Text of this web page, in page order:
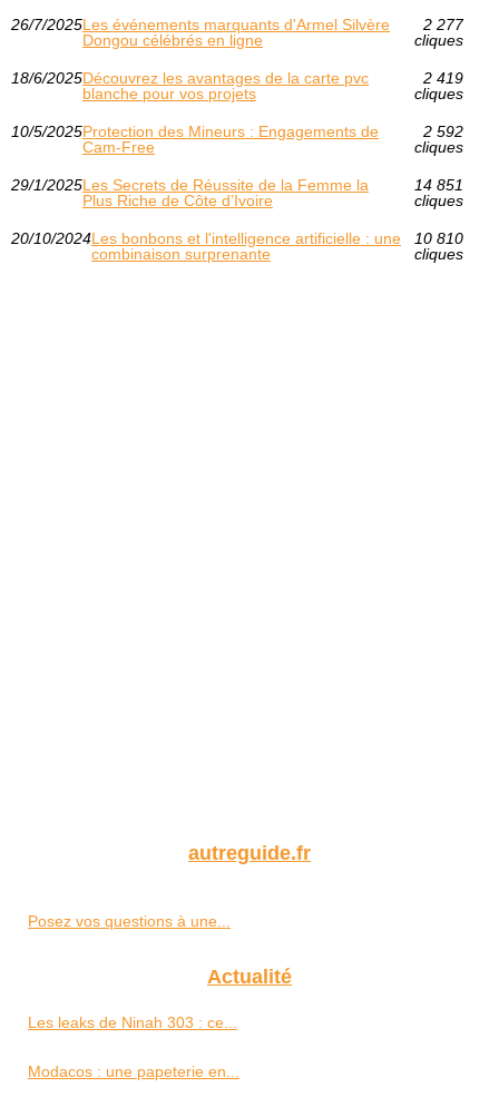
26/7/2025Les événements marquants d'Armel Silvère
Dongou célébrés en ligne
2 277
cliques
18/6/2025Découvrez les avantages de la carte pvc
blanche pour vos projets
2 419
cliques
10/5/2025Protection des Mineurs : Engagements de
Cam-Free
2 592
cliques
29/1/2025Les Secrets de Réussite de la Femme la
Plus Riche de Côte d’Ivoire
14 851
cliques
20/10/2024Les bonbons et l'intelligence artificielle : une
combinaison surprenante
10 810
cliques
autreguide.fr
Posez vos questions à une...
Actualité
Les leaks de Ninah 303 : ce...
Modacos : une papeterie en...